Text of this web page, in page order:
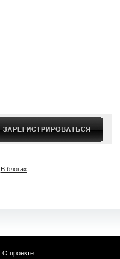
В блогах
О проекте